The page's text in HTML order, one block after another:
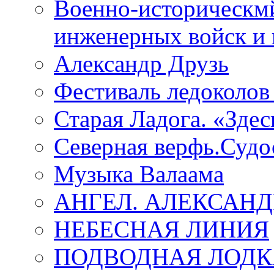
Военно-
инженерных войск и
Александр Друзь
Фестиваль
Старая Ладога.
Северная
Музыка Валаама
АНГЕЛ.
НЕБЕСНАЯ ЛИНИЯ
ПОДВОДНАЯ